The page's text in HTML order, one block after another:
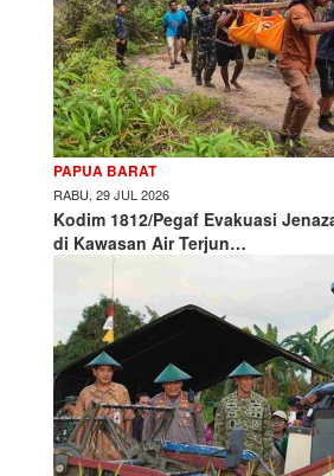
PAPUA BARAT
RABU, 29 JUL 2026
Kodim 1812/Pegaf Evakuasi
di Kawasan Air Terjun…